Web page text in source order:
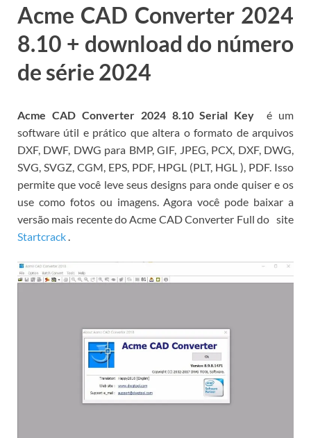
Acme CAD Converter 2024
8.10 + download do número
de série 2024
Acme CAD Converter 2024 8.10 Serial Key é um
software útil e prático que altera o formato de arquivos
DXF, DWF, DWG para BMP, GIF, JPEG, PCX, DXF, DWG,
SVG, SVGZ, CGM, EPS, PDF, HPGL (PLT, HGL ), PDF. Isso
permite que você leve seus designs para onde quiser e os
use como fotos ou imagens. Agora você pode baixar a
versão mais recente do Acme CAD Converter Full do site
Startcrack